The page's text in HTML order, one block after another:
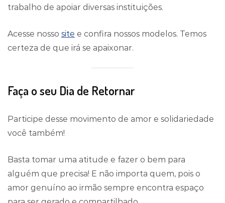
trabalho de apoiar diversas instituições.
Acesse nosso site e confira nossos modelos. Temos
certeza de que irá se apaixonar.
Faça o seu Dia de Retornar
Participe desse movimento de amor e solidariedade
você também!
Basta tomar uma atitude e fazer o bem para
alguém que precisa! E não importa quem, pois o
amor genuíno ao irmão sempre encontra espaço